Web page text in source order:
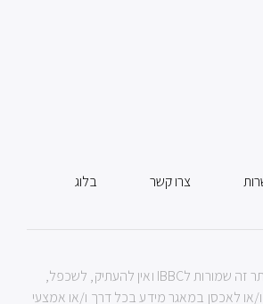
בלוג צרו קשר
כל הזכויות למידע באתר זה שמורות לIBBC ואין להעתיק, לשכפל,
או לאכסן במאגר מידע בכל דרך ו/או אמצעי